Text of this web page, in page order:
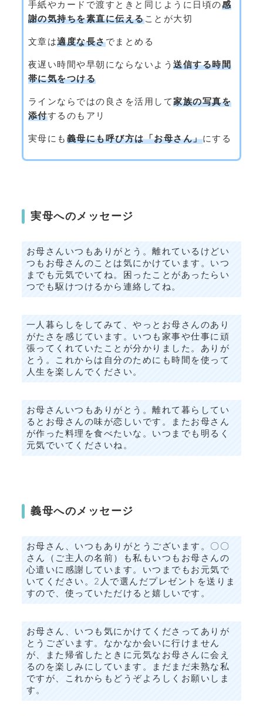
手紙やカードで渡すときと同じように日頃の感
謝の気持ちを素直に伝えることが大切
文章は適度な長さでまとめる
夜遅い時間や早朝にならないよう 送信する時間
帯に気をつける
ラインならではの良さを活用して家族の写真を
添付するのもアリ
実母にも 義母にも呼び方は「お母さん」にする
実母へのメッセージ
お母さんいつもありがとう。離れているけどい
つもお母さんのことは気にかけています。いつ
までも元気でいてね。困ったことがあったらい
つでも駆けつけるから連絡してね。
一人暮らしをしてみて、やっとお母さんのあり
がたさを感じています。いつも家事や仕事に頑
張ってくれていたことが分かりました。ありが
とう。これからは自分のためにも時間を使って
人生を楽しんでください。
お母さんいつもありがとう。離れて暮らしてい
るとお母さんの味が恋しいです。またお母さん
が作った料理を食べたいな。いつまでも明るく
元気でいてくださいね。
義母へのメッセージ
お母さん、いつもありがとうございます。〇〇
さん（ご主人の名前）も私もいつもお母さんの
心遣いに感謝しています。いつまでもお元気で
いてください。2人で選んだプレゼントを送りま
すので、使っていただけると嬉しいです。
お母さん、いつも気にかけてくださってありが
とうございます。なかなか会いに行けません
が、また帰省したときに元気なお母さんに会え
るのを楽しみにしています。まだまだ未熟な私
ですが、これからもどうぞよろしくお願いしま
す。